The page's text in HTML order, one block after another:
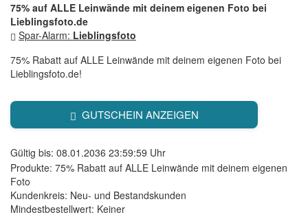
75% auf ALLE Leinwände mit deinem eigenen Foto bei
Lieblingsfoto.de
Spar-Alarm: Lieblingsfoto
75% Rabatt auf ALLE Leinwände mit deinem eigenen Foto bei
Lieblingsfoto.de!
GUTSCHEIN ANZEIGEN
Gültig bis: 08.01.2036 23:59:59 Uhr
Produkte: 75% Rabatt auf ALLE Leinwände mit deinem eigenen
Foto
Kundenkreis: Neu- und Bestandskunden
Mindestbestellwert: Keiner